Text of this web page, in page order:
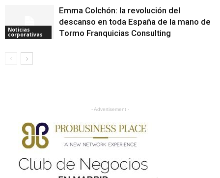
Noticias
corporativas
Emma Colchón: la revolución del
descanso en toda España de la mano de
Tormo Franquicias Consulting
- Advertisement -